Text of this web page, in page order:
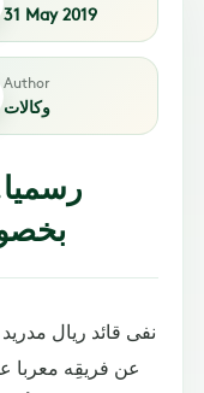
31 May 2019
Author
وكالات
نفى قائد ريال
عن فريقِه معربا